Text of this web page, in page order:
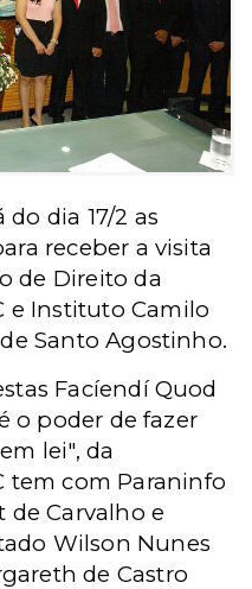
dia 17/2 as
receber a visita
de Direito da
e Instituto Camilo
Santo Agostinho.
Facíendí Quod
o poder de fazer
lei", da
tem com Paraninfo
de Carvalho e
Wilson Nunes
de Castro